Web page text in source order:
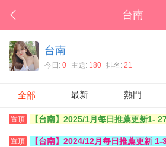
台南
台南
今日: 0 主題: 180 排名: 21
全部 最新 熱門
置頂 【台南】2025/1月每日推薦更新1-
置頂 【台南】2024/12月每日推薦更新 1-